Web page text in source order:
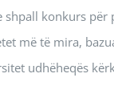
shpall konkurs
më të mira,
udhëheqës